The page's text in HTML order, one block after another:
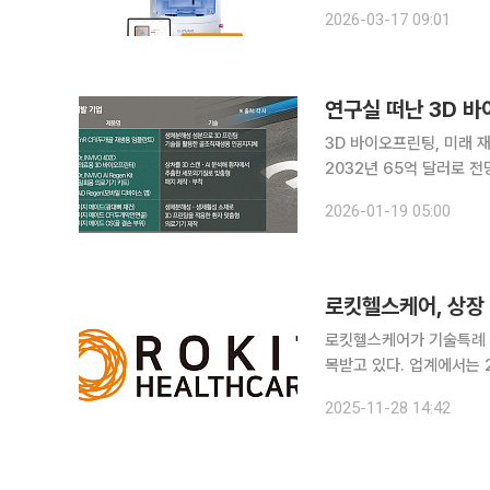
질환 진단의 패러다임을
2026-03-17 09:01
연구실 떠난 3D 바
3D 바이오프린팅, 미래
2032년 65억 달러로 전망 국내 바이오 분야에서 3D(3차원) 바이오프린팅이 연구실을
2026-01-19 05:00
로킷헬스케어, 상
로킷헬스케어가 기술특
목받고 있다. 업계에서는
권신고서에 제시한 매출
2025-11-28 14:42